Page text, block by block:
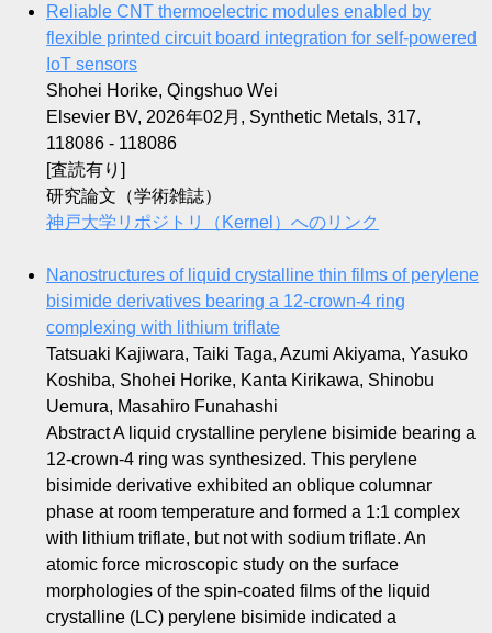
Reliable CNT thermoelectric modules enabled by
flexible printed circuit board integration for self-powered
IoT sensors
Shohei Horike, Qingshuo Wei
Elsevier BV, 2026年02月, Synthetic Metals, 317,
118086 - 118086
[査読有り]
研究論文（学術雑誌）
神戸大学リポジトリ（Kernel）へのリンク
Nanostructures of liquid crystalline thin films of perylene
bisimide derivatives bearing a 12-crown-4 ring
complexing with lithium triflate
Tatsuaki Kajiwara, Taiki Taga, Azumi Akiyama, Yasuko
Koshiba, Shohei Horike, Kanta Kirikawa, Shinobu
Uemura, Masahiro Funahashi
Abstract A liquid crystalline perylene bisimide bearing a
12-crown-4 ring was synthesized. This perylene
bisimide derivative exhibited an oblique columnar
phase at room temperature and formed a 1:1 complex
with lithium triflate, but not with sodium triflate. An
atomic force microscopic study on the surface
morphologies of the spin-coated films of the liquid
crystalline (LC) perylene bisimide indicated a